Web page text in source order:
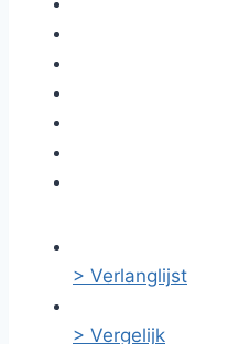
> Verlanglijst
> Vergelijk